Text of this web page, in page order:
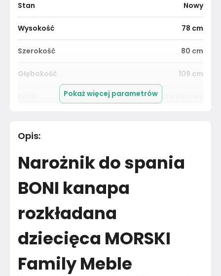
Stan Nowy
Wysokość 78 cm
Szerokość 80 cm
Głębokość 109 cm
Materiał
Kolor Błękity granaty
Marka
Montaż
Rok produkcji
Pokaż więcej parametrów
Opis:
Narożnik do spania
BONI kanapa
rozkładana
dziecięca MORSKI
Family Meble